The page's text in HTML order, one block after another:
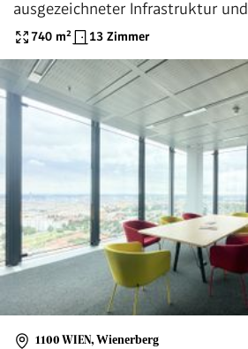
ausgezeichneter Infrastruktur und
Panoramablick!
740 m² 13 Zimmer
1100 WIEN, Wienerberg